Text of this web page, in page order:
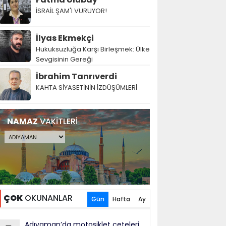
İSRAİL ŞAM'I VURUYOR!
İlyas Ekmekçi
Hukuksuzluğa Karşı Birleşmek: Ülke
Sevgisinin Gereği
İbrahim Tanrıverdi
KAHTA SİYASETİNİN İZDÜŞÜMLERİ
NAMAZVAKİTLERİ
ÇOKOKUNANLAR Gün Hafta Ay